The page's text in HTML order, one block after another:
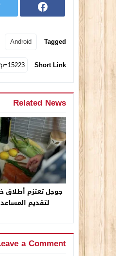
Tagged
Android
Short Link
Related News
لتقديم
a Comment